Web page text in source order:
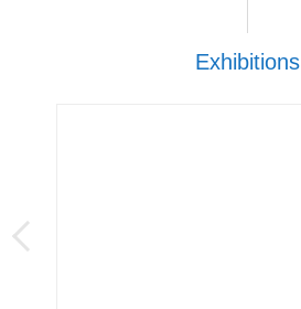
Exhibitions